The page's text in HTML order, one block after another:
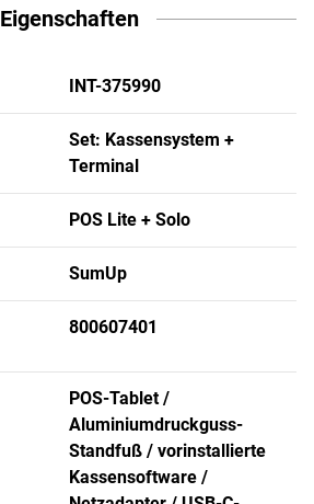
Eigenschaften
INT-375990
Set: Kassensystem +
Terminal
POS Lite + Solo
SumUp
800607401
POS-Tablet /
Aluminiumdruckguss-
Standfuß / vorinstallierte
Kassensoftware /